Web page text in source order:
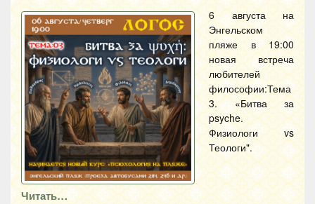
6 августа на
Энгельском
пляже в 19:00
новая встреча
любителей
философии:Тема
3. «Битва за
psyche.
Физиологи vs
Теологи".
Читать…